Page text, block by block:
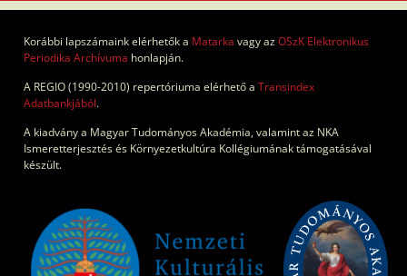
Korábbi lapszámaink elérhetők a Matarka vagy azOSzK Elektronikus
Periodika Archívuma honlapján.
A REGIO (1990-2010) repertóriuma elérhető a Transindex
Adatbankjából.
A kiadvány a Magyar Tudományos Akadémia, valamint az NKA
Ismeretterjesztés és Környezetkultúra Kollégiumának támogatásával
készült.